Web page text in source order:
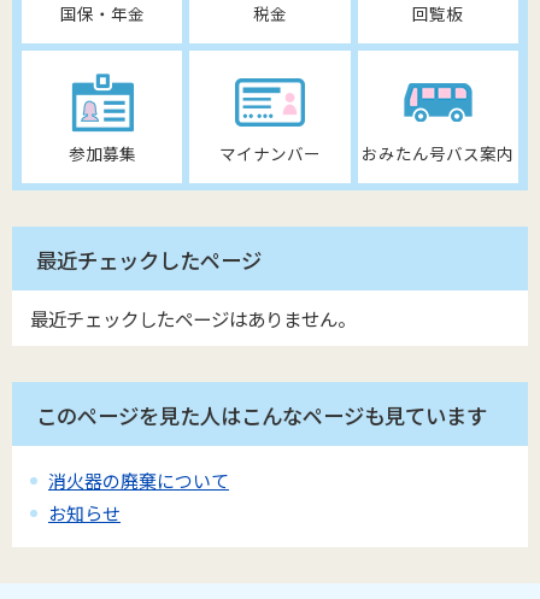
国保・年金 税金 回覧板
参加募集 マイナンバー おみたん号バス案内
最近チェックしたページ
最近チェックしたページはありません。
このページを見た人はこんなページも見ています
消火器の廃棄について
お知らせ